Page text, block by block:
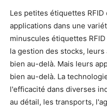
Les petites étiquettes
applications dans une
minuscules étiquettes
la gestion des stocks,
bien au-delà. Mais leurs
bien au-delà. La
l'efficacité dans diverses
au détail, les transports,